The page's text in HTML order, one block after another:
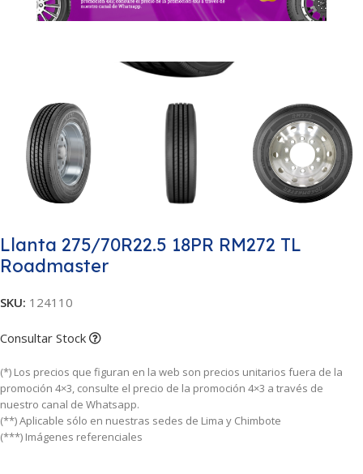
Llanta 275/70R22.5 18PR RM272 TL
Roadmaster
SKU: 124110
Consultar Stock
(*) Los precios que figuran en la web son precios unitarios fuera de la
promoción 4×3, consulte el precio de la promoción 4×3 a través de
nuestro canal de Whatsapp.
(**) Aplicable sólo en nuestras sedes de Lima y Chimbote
(***) Imágenes referenciales